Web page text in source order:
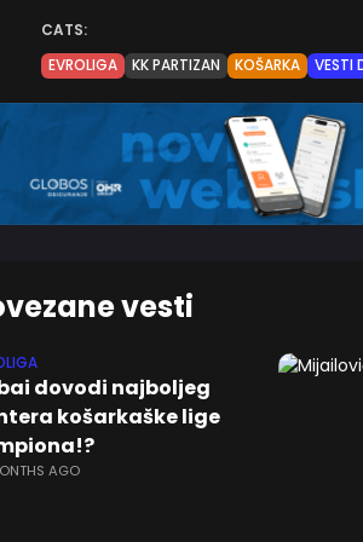
CATS:
EVROLIGA
KK PARTIZAN KOŠARKA VESTI
vesti
dovodi najboljeg
košarkaške lige
AGO